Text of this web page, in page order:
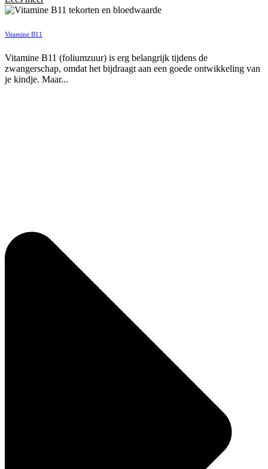
Vitamine B11
Vitamine B11 (foliumzuur) is erg belangrijk tijdens de
zwangerschap, omdat het bijdraagt aan een goede ontwikkeling van
je kindje. Maar...